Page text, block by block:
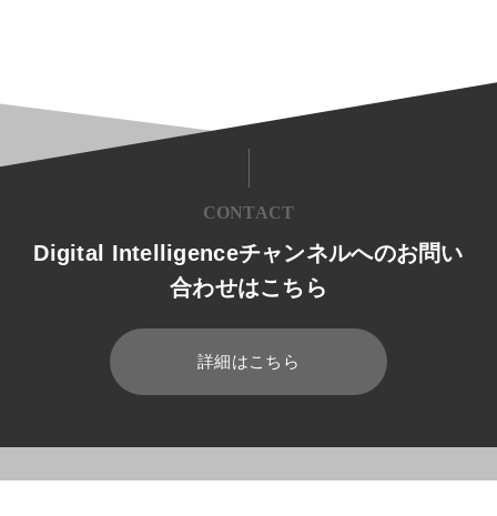
CONTACT
Digital Intelligenceチャンネルへのお問い
合わせはこちら
詳細はこちら